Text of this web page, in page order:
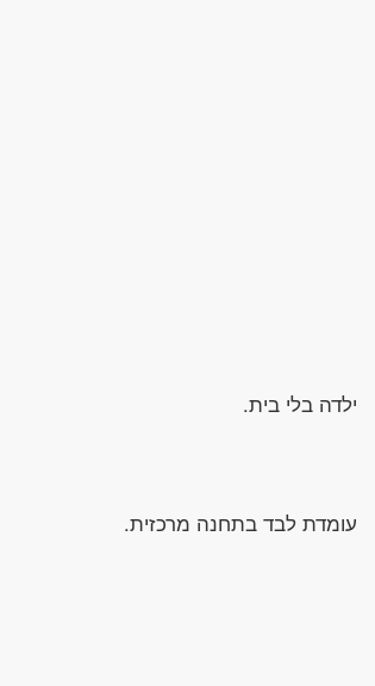
ילדה בלי בית.
עומדת לבד בתחנה מרכזית.